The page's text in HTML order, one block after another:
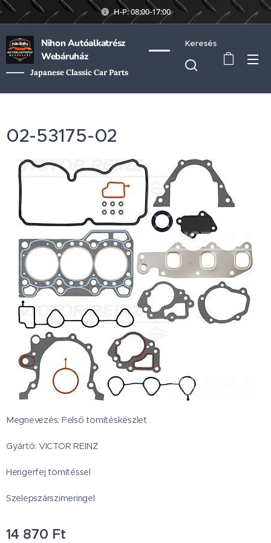
H-P: 08:00-17:00
Nihon Autóalkatrész
Webáruház
Japanese Classic Car Parts
Keresés
02-53175-02
Megnevezés: Felső tömítéskészlet
Gyártó: VICTOR REINZ
Hengerfej tömítéssel
Szelepszárszimeringel
14 870 Ft